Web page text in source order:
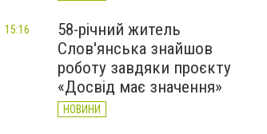
58-річний житель
Слов'янська знайшов
роботу завдяки проєкту
«Досвід має значення»
НОВИНИ
15:16